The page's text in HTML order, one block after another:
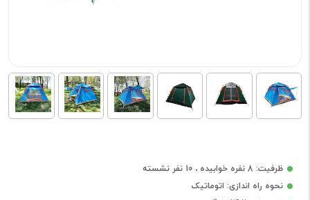
ظرفیت: 8 نفره خوابیده ، 10 نفر نشسته
نحوه راه اندازی: اتوماتیک